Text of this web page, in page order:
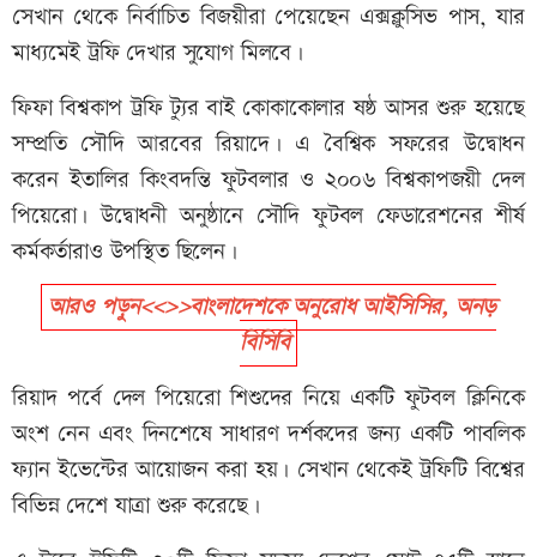
সেখান থেকে নির্বাচিত বিজয়ীরা পেয়েছেন এক্সক্লুসিভ পাস, যার
মাধ্যমেই ট্রফি দেখার সুযোগ মিলবে।
ফিফা বিশ্বকাপ ট্রফি ট্যুর বাই কোকাকোলার ষষ্ঠ আসর শুরু হয়েছে
সম্প্রতি সৌদি আরবের রিয়াদে। এ বৈশ্বিক সফরের উদ্বোধন
করেন ইতালির কিংবদন্তি ফুটবলার ও ২০০৬ বিশ্বকাপজয়ী দেল
পিয়েরো। উদ্বোধনী অনুষ্ঠানে সৌদি ফুটবল ফেডারেশনের শীর্ষ
কর্মকর্তারাও উপস্থিত ছিলেন।
আরও পড়ুন<<>>বাংলাদেশকে অনুরোধ আইসিসির, অনড়
বিসিবি
রিয়াদ পর্বে দেল পিয়েরো শিশুদের নিয়ে একটি ফুটবল ক্লিনিকে
অংশ নেন এবং দিনশেষে সাধারণ দর্শকদের জন্য একটি পাবলিক
ফ্যান ইভেন্টের আয়োজন করা হয়। সেখান থেকেই ট্রফিটি বিশ্বের
বিভিন্ন দেশে যাত্রা শুরু করেছে।